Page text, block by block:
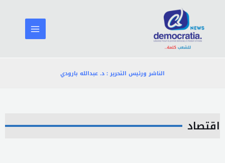
المحتوى
الناشر ورئيس التحرير : د. عبدالله بارودي
اقتصاد